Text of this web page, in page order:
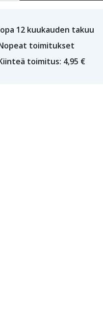
12 kuukauden takuu
toimitukset
toimitus: 4,95 €